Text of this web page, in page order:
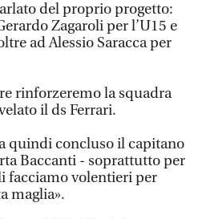
del proprio progetto:
Zagaroli per l’U15 e
ad Alessio Saracca per
rinforzeremo la squadra
il ds Ferrari.
quindi concluso il capitano
Baccanti - soprattutto per
facciamo volentieri per
maglia».